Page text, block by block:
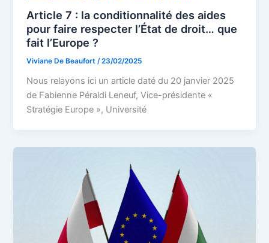
Article 7 : la conditionnalité des aides
pour faire respecter l’État de droit… que
fait l’Europe ?
Viviane De Beaufort/23/02/2025
Nous relayons ici un article daté du 20 janvier 2025
de Fabienne Péraldi Leneuf, Vice-présidente «
Stratégie Europe », Université